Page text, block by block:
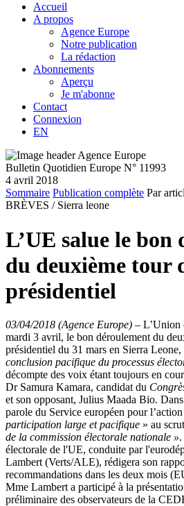
Accueil
A propos
Agence Europe
Notre publication
La rédaction
Abonnements
Aperçu
Je m'abonne
Contact
Connexion
EN
Bulletin Quotidien Europe N° 11993
4 avril 2018
Sommaire Publication complète Par
BRÈVES / Sierra leone
L’UE salue le bon
du deuxième tour
présidentiel
03/04/2018 (Agence Europe) – L’Union
mardi 3 avril, le bon déroulement du
présidentiel du 31 mars en Sierra
conclusion pacifique du processus
décompte des voix étant toujours en
Dr Samura Kamara, candidat du
et son opposant, Julius Maada Bio.
parole du Service européen pour
participation large et pacifique » au
de la commission électorale nationale »
électorale de l'UE, conduite par
Lambert (Verts/ALE), rédigera son
recommandations dans les deux mois
Mme Lambert a participé à la
préliminaire des observateurs de la